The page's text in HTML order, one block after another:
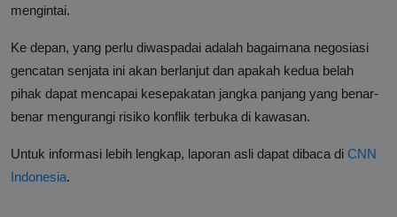
mengintai.
Ke depan, yang perlu diwaspadai adalah bagaimana negosiasi
gencatan senjata ini akan berlanjut dan apakah kedua belah
pihak dapat mencapai kesepakatan jangka panjang yang benar-
benar mengurangi risiko konflik terbuka di kawasan.
Untuk informasi lebih lengkap, laporan asli dapat dibaca di CNN
Indonesia.